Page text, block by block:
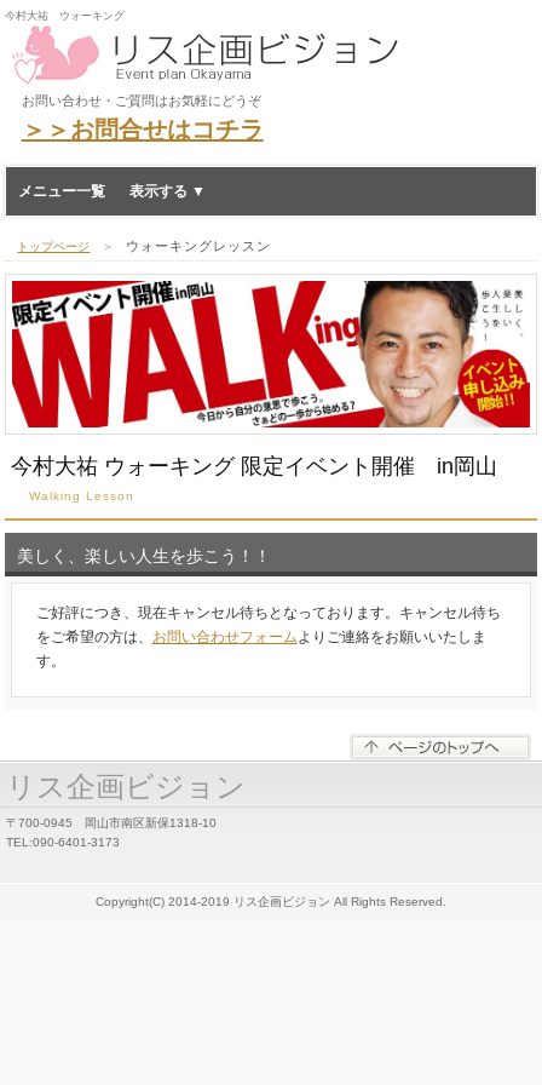
今村大祐 ウォーキング
お問い合わせ・ご質問はお気軽にどうぞ
＞＞お問合せはコチラ
メニュー一覧
トップページ ＞ ウォーキングレッスン
今村大祐 ウォーキング 限定イベント開催 in岡山
Walking Lesson
美しく、楽しい人生を歩こう！！
ご好評につき、現在キャンセル待ちとなっております。キャンセル待ち
をご希望の方は、 お問い合わせフォームよりご連絡をお願いいたしま
す。
リス企画ビジョン
〒700-0945 岡山市南区新保1318-10
TEL:090-6401-3173
Copyright(C) 2014-2019 リス企画ビジョン All Rights Reserved.